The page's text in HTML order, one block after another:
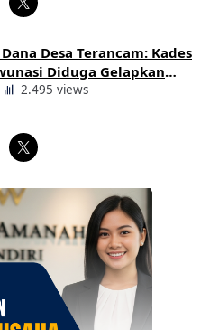
Desa Terancam: Kades
Diduga Gelapkan
Warga
2.495 views